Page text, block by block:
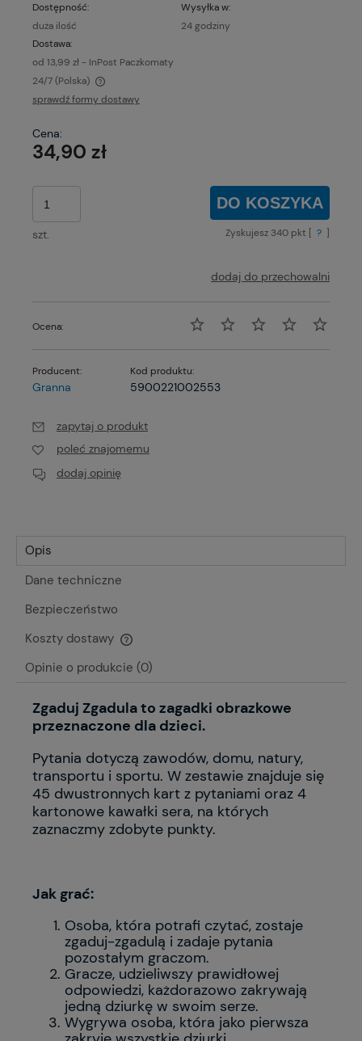
Dostępność:
duża ilość
Wysyłka w:
24 godziny
Dostawa:
od 13,99 zł - InPost Paczkomaty
24/7(Polska)
Cena nie zawiera ewentualnych kosztów płatności
sprawdź formy dostawy
Cena:
34,90 zł
szt.
DO KOSZYKA
Zyskujesz 340 pkt [ ? ]
dodaj do przechowalni
Ocena:
Producent:
Granna
Kod produktu:
5900221002553
zapytaj o produkt
poleć znajomemu
dodaj opinię
Opis
Dane techniczne
Bezpieczeństwo
Koszty dostawy
Cena nie zawiera ewentualnych kosztów płatności
Opinie o produkcie (0)
Zgaduj Zgadula to zagadki obrazkowe
przeznaczone dla dzieci.
Pytania dotyczą zawodów, domu, natury,
transportu i sportu. W zestawie znajduje się
45 dwustronnych kart z pytaniami oraz 4
kartonowe kawałki sera, na których
zaznaczmy zdobyte punkty.
Jak grać:
Osoba, która potrafi czytać, zostaje
zgaduj-zgadulą i zadaje pytania
pozostałym graczom.
Gracze, udzieliwszy prawidłowej
odpowiedzi, każdorazowo zakrywają
jedną dziurkę w swoim serze.
Wygrywa osoba, która jako pierwsza